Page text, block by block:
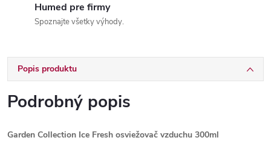
Humed pre firmy
Spoznajte všetky výhody.
Popis produktu
Podrobný popis
Garden Collection Ice Fresh osviežovač vzduchu 300ml